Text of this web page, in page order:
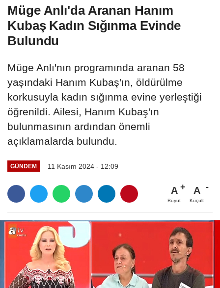
Müge Anlı'da Aranan Hanım
Kubaş Kadın Sığınma Evinde
Bulundu
Müge Anlı'nın programında aranan 58
yaşındaki Hanım Kubaş'ın, öldürülme
korkusuyla kadın sığınma evine yerleştiği
öğrenildi. Ailesi, Hanım Kubaş'ın
bulunmasının ardından önemli
açıklamalarda bulundu.
GÜNDEM 11 Kasım 2024 - 12:09
A
Büyüt
A
Küçült